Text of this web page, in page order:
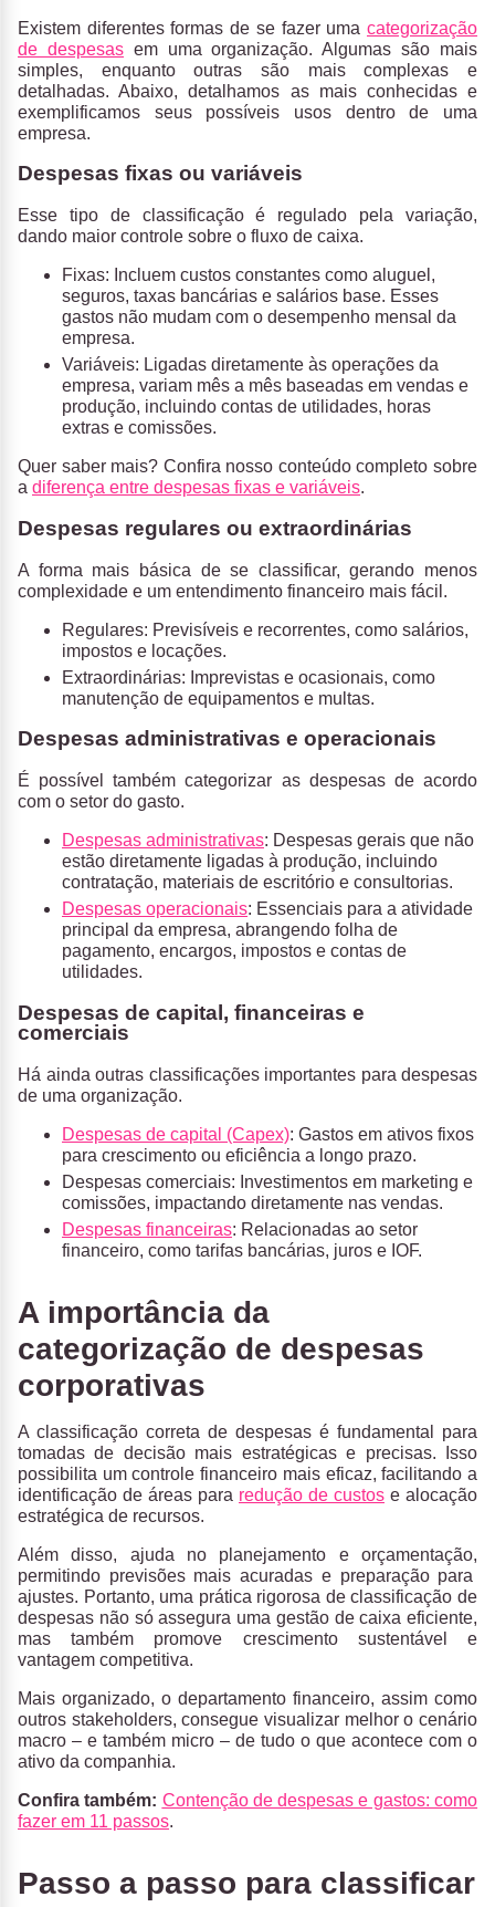
Existem diferentes formas de se fazer umacategorização
de despesasem uma organização. Algumas são mais
simples, enquanto outras são mais complexas e
detalhadas. Abaixo, detalhamos as mais conhecidas e
exemplificamos seus possíveis usos dentro de uma
empresa.
Despesas fixas ou variáveis
Esse tipo de classificação é regulado pela variação,
dando maior controle sobre o fluxo de caixa.
Fixas: Incluem custos constantes como aluguel,
seguros, taxas bancárias e salários base. Esses
gastos não mudam com o desempenho mensal da
empresa.
Variáveis: Ligadas diretamente às operações da
empresa, variam mês a mês baseadas em vendas e
produção, incluindo contas de utilidades, horas
extras e comissões.
Quer saber mais? Confira nosso conteúdo completo sobre
a diferença entre despesas fixas e variáveis.
Despesas regulares ou extraordinárias
A forma mais básica de se classificar, gerando menos
complexidade e um entendimento financeiro mais fácil.
Regulares: Previsíveis e recorrentes, como salários,
impostos e locações.
Extraordinárias: Imprevistas e ocasionais, como
manutenção de equipamentos e multas.
Despesas administrativas e operacionais
É possível também categorizar as despesas de acordo
com o setor do gasto.
Despesas administrativas: Despesas gerais que não
estão diretamente ligadas à produção, incluindo
contratação, materiais de escritório e consultorias.
Despesas operacionais: Essenciais para a atividade
principal da empresa, abrangendo folha de
pagamento, encargos, impostos e contas de
utilidades.
Despesas de capital, financeiras e
comerciais
Há ainda outras classificações importantes para despesas
de uma organização.
Despesas de capital (Capex): Gastos em ativos fixos
para crescimento ou eficiência a longo prazo.
Despesas comerciais: Investimentos em marketing e
comissões, impactando diretamente nas vendas.
Despesas financeiras: Relacionadas ao setor
financeiro, como tarifas bancárias, juros e IOF.
A importância da
categorização de despesas
corporativas
A classificação correta de despesas é fundamental para
tomadas de decisão mais estratégicas e precisas.
Isso
possibilita um controle financeiro mais eficaz, facilitando a
identificação de áreas para redução de custos e alocação
estratégica de recursos.
Além disso, ajuda no planejamento e orçamentação,
permitindo previsões mais acuradas e preparação para
ajustes. Portanto, uma prática rigorosa de classificação de
despesas não só assegura uma gestão de caixa eficiente,
mas também promove crescimento sustentável e
vantagem competitiva.
Mais organizado, o departamento financeiro, assim como
outros stakeholders, consegue visualizar melhor o cenário
macro – e também micro – de tudo o que acontece com o
ativo da companhia.
Confira também: Contenção de despesas e gastos: como
fazer em 11 passos.
Passo a passo para classificar